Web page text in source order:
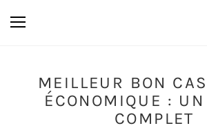
MEILLEUR BON
ÉCONOMIQUE :
COMPLET